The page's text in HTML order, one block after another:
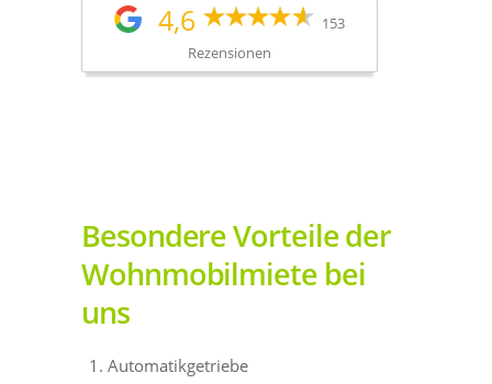
4,6
153
Rezensionen
Besondere Vorteile der
Wohnmobilmiete bei
uns
Automatikgetriebe